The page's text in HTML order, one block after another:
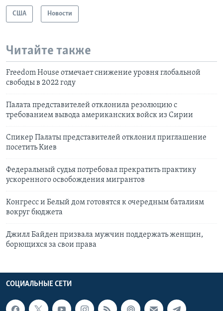
США Новости
Читайте также
Freedom House отмечает снижение уровня глобальной
свободы в 2022 году
Палата представителей отклонила резолюцию с
требованием вывода американских войск из Сирии
Cпикер Палаты представителей отклонил приглашение
посетить Киев
Федеральный судья потребовал прекратить практику
ускоренного освобождения мигрантов
Конгресс и Белый дом готовятся к очередным баталиям
вокруг бюджета
Джилл Байден призвала мужчин поддержать женщин,
борющихся за свои права
СОЦИАЛЬНЫЕ СЕТИ